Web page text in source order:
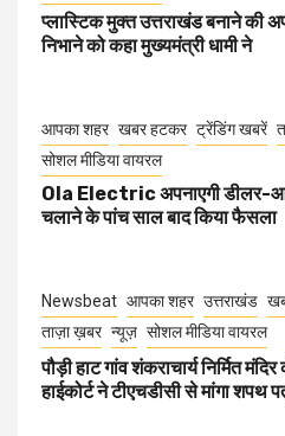
प्लास्टिक मुक्त उत्तराखंड बनाने की
निभाने को कहा मुख्यमंत्री धामी ने
आपका शहर खबर हटकर ट्रेंडिंग खबरें
सोशल मीडिया वायरल
Ola Electric अपनाएगी डीलर-
चलाने के पांच साल बाद किया फैसला
Newsbeat आपका शहर उत्तराखंड
ताज़ा ख़बर न्यूज़ सोशल मीडिया वायरल
पौड़ी हाट गांव शंकराचार्य निर्मित
हाईकोर्ट ने टीएचडीसी से मांगा शपथ